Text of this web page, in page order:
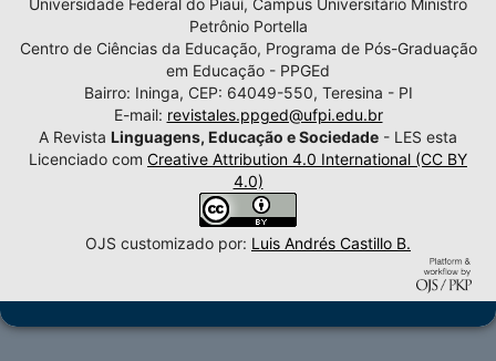
Petrônio Portella
Centro de Ciências da Educação, Programa de Pós-Graduação
em Educação - PPGEd
Bairro: Ininga, CEP: 64049-550, Teresina - PI
E-mail: revistales.ppged@ufpi.edu.br
A Revista Linguagens, Educação e Sociedade - LES esta
Licenciado com Creative Attribution 4.0 International (CC BY
4.0)
OJS customizado por: Luis Andrés Castillo B.